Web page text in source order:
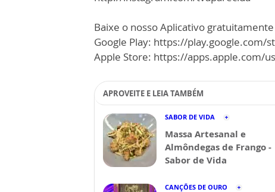
Baixe o nosso Aplicativo
Google Play: https://play.google.com/
Apple Store: https://apps.apple.com/
APROVEITE E LEIA TAMBÉM
SABOR DE VIDA
Massa Artesanal e
Almôndegas de Frango -
Sabor de Vida
CANÇÕES DE OURO